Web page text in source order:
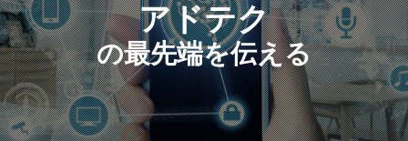
アドテク
の最先端を伝える